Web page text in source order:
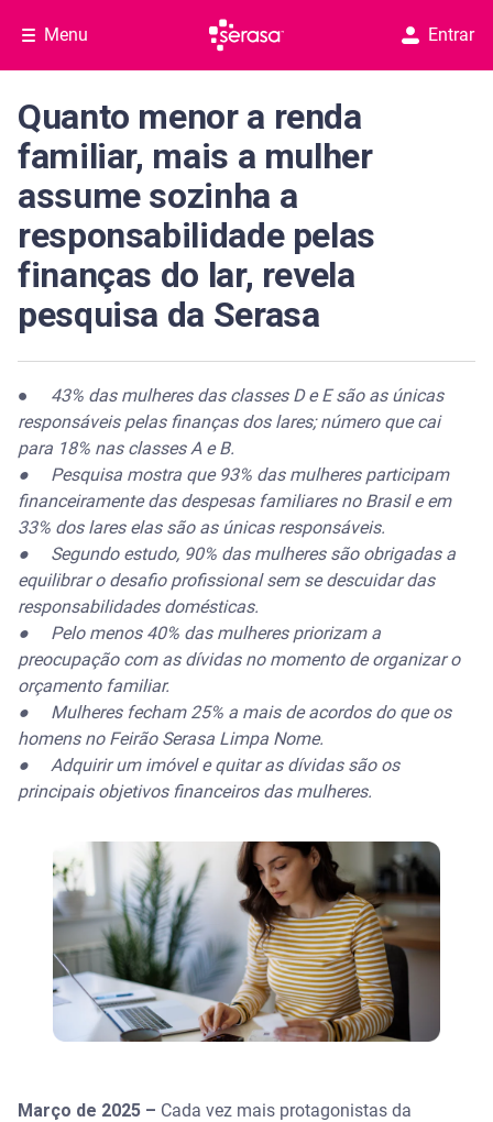
Menu Entrar
Quanto menor a renda
familiar, mais a mulher
assume sozinha a
responsabilidade pelas
finanças do lar, revela
pesquisa da Serasa
● 43% das mulheres das classes D e E são as únicas
responsáveis pelas finanças dos lares; número que cai
para 18% nas classes A e B.
● Pesquisa mostra que 93% das mulheres participam
financeiramente das despesas familiares no Brasil e em
33% dos lares elas são as únicas responsáveis.
● Segundo estudo, 90% das mulheres são obrigadas a
equilibrar o desafio profissional sem se descuidar das
responsabilidades domésticas.
● Pelo menos 40% das mulheres priorizam a
preocupação com as dívidas no momento de organizar o
orçamento familiar.
● Mulheres fecham 25% a mais de acordos do que os
homens no Feirão Serasa Limpa Nome.
● Adquirir um imóvel e quitar as dívidas são os
principais objetivos financeiros das mulheres.
Março de 2025 – Cada vez mais protagonistas da